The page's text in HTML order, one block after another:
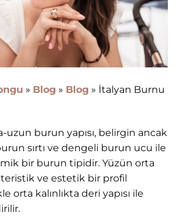
» Blog » Blog » İtalyan Burnu
uzun burun yapısı, belirgin ancak
sırtı ve dengeli burun ucu ile
bir burun tipidir. Yüzün orta
ve estetik bir profil
orta kalınlıkta deri yapısı ile